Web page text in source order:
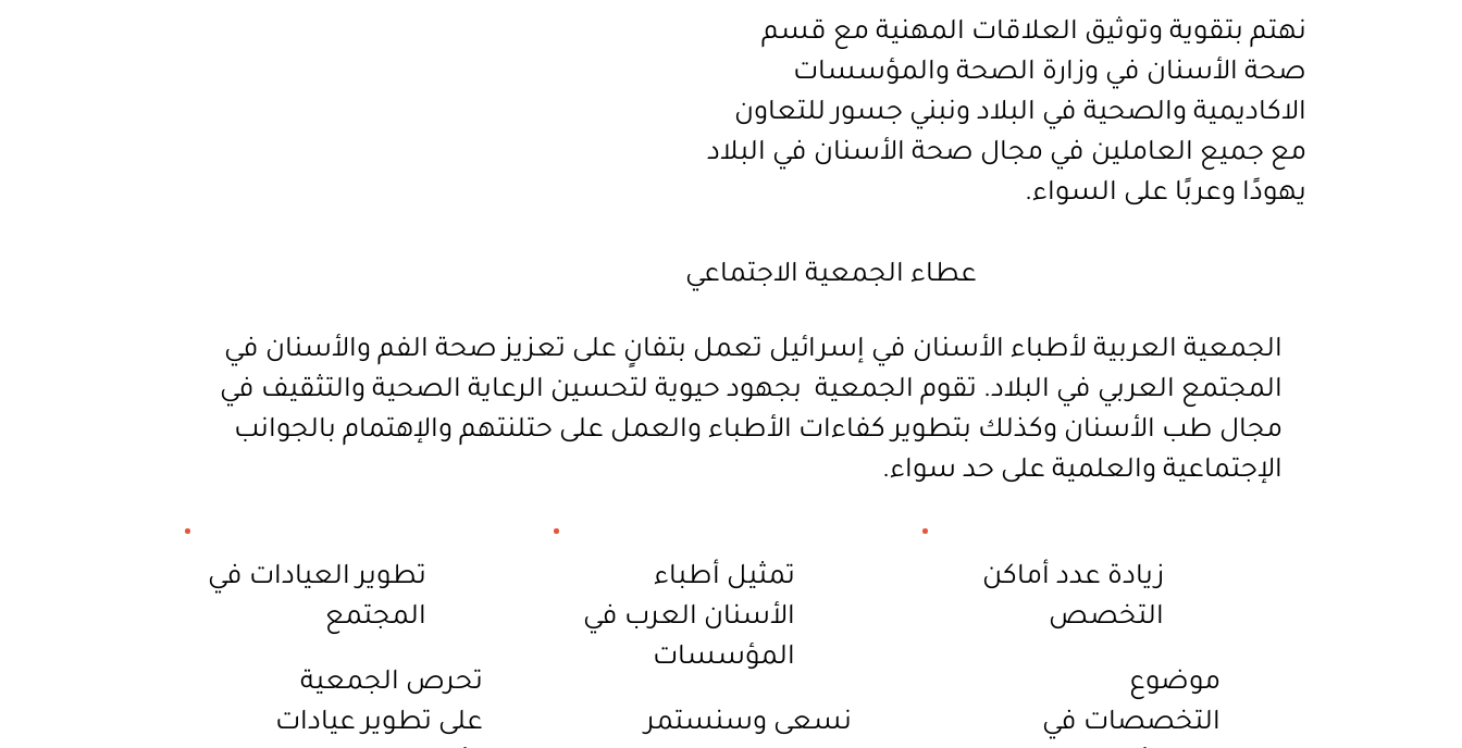
نهتم بتقوية وتوثيق العلاقات المهنية مع قسم
صحة الأسنان في وزارة الصحة والمؤسسات
الاكاديمية والصحية في البلاد ونبني جسور للتعاون
مع جميع العاملين في مجال صحة الأسنان في البلاد
يهودًا وعربًا على السواء.
عطاء الجمعية الاجتماعي
الجمعية العربية لأطباء الأسنان في إسرائيل تعمل بتفانٍ على تعزيز صحة الفم والأسنان في
المجتمع العربي في البلاد. تقوم الجمعية بجهود حيوية لتحسين الرعاية الصحية والتثقيف في
مجال طب الأسنان وكذلك بتطوير كفاءات الأطباء والعمل على حتلنتهم والإهتمام بالجوانب
الإجتماعية والعلمية على حد سواء.
زيادة عدد أماكن
التخصص
موضوع
التخصصات في
تمثيل أطباء
الأسنان العرب في
المؤسسات
نسعى وسنستمر
تطوير العيادات في
المجتمع
تحرص الجمعية
على تطوير عيادات